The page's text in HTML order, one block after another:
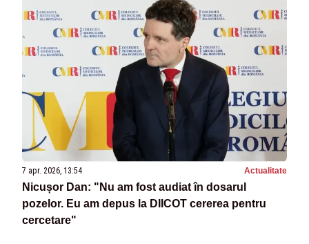
7 apr. 2026, 13:54 Actualitate
Nicușor Dan: "Nu am fost audiat în dosarul
pozelor. Eu am depus la DIICOT cererea pentru
cercetare"